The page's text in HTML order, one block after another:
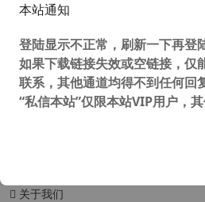
关于我们
本站通知
登陆显示不正常，刷新一下再登
如果下载链接失效或空链接，仅
联系，其他通道均得不到任何
“私信本站”仅限本站VIP用户，